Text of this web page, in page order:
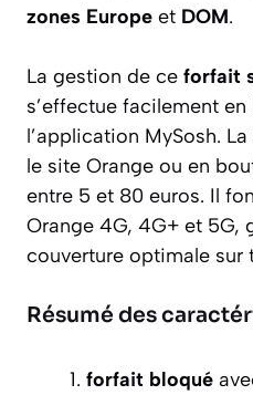
zones Europe et DOM.
La gestion de ce forfait
s’effectue facilement
l’application MySosh. La
le site Orange ou en
entre 5 et 80 euros. Il
Orange 4G, 4G+ et 5G,
couverture optimale sur
Résumé des
forfait bloqué